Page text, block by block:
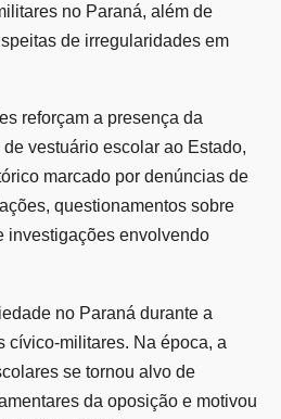
no Paraná, além de
de irregularidades em
reforçam a presença da
vestuário escolar ao Estado,
marcado por denúncias de
questionamentos sobre
investigações envolvendo
no Paraná durante a
cívico-militares. Na época, a
se tornou alvo de
da oposição e motivou